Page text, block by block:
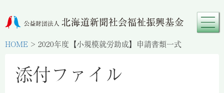
HOME > 2020年度【小規模就労助成】申請書類一式
添付ファイル